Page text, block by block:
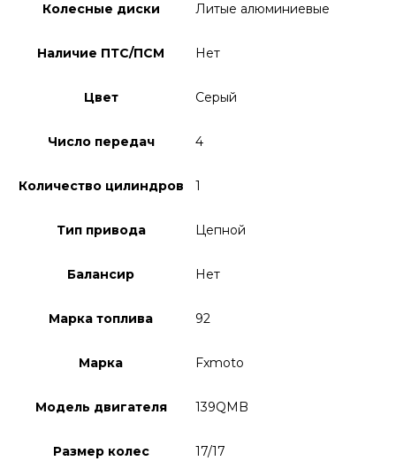
Колесные диски Литые алюминиевые
Наличие ПТС/ПСМ Нет
Цвет Серый
Число передач 4
Количество цилиндров 1
Тип привода Цепной
Балансир Нет
Марка топлива 92
Марка Fxmoto
Модель двигателя 139QMB
Размер колес 17/17